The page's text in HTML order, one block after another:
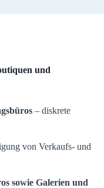
und
– diskrete
von Verkaufs- und
sowie Galerien und